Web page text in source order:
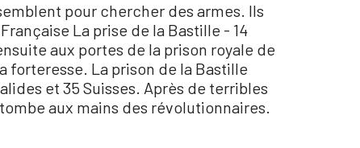
pour chercher des armes. Ils
La prise de la Bastille - 14
aux portes de la prison royale de
forteresse. La prison de la Bastille
et 35 Suisses. Après de terribles
aux mains des révolutionnaires.